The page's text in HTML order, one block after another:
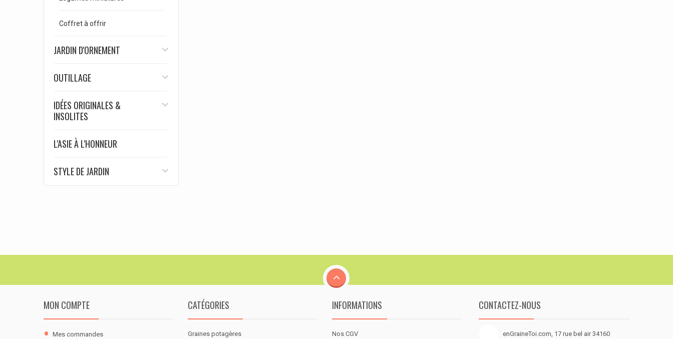
Coffret à offrir
JARDIN D'ORNEMENT
OUTILLAGE
IDÉES ORIGINALES &
INSOLITES
L'ASIE À L'HONNEUR
STYLE DE JARDIN
MON COMPTE
Mes commandes
CATÉGORIES
Graines potagères
INFORMATIONS
Nos CGV
CONTACTEZ-NOUS
enGraineToi.com, 17 rue bel air 34160